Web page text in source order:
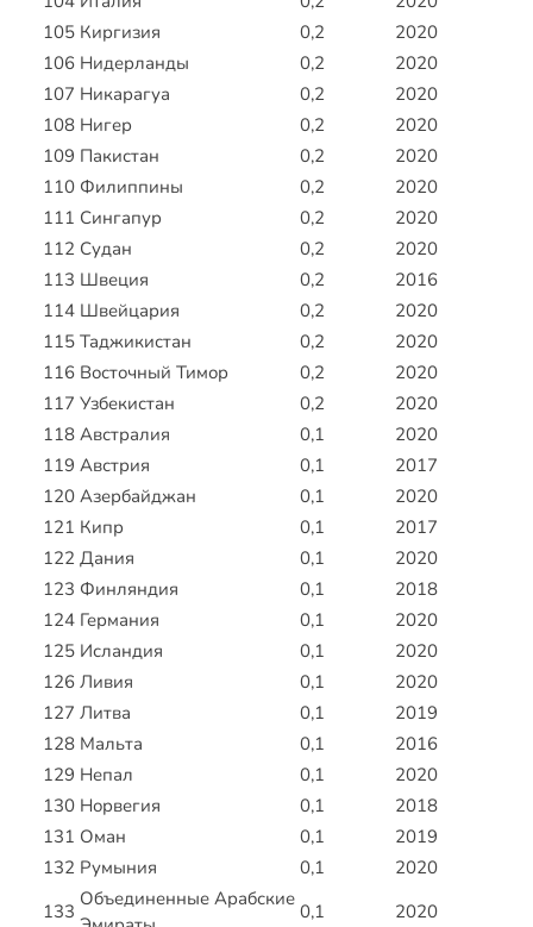
105 Киргизия 0,2
2020
106 Нидерланды 0,2
2020
107 Никарагуа 0,2
2020
108 Нигер 0,2
2020
109 Пакистан 0,2
2020
110 Филиппины 0,2
2020
111 Сингапур 0,2
2020
112 Судан 0,2
2020
113 Швеция 0,2
2016
114 Швейцария 0,2
2020
115 Таджикистан 0,2
2020
116 Восточный Тимор 0,2
2020
117 Узбекистан 0,2
2020
118 Австралия 0,1
2020
119 Австрия 0,1
2017
120 Азербайджан 0,1
2020
121 Кипр 0,1
2017
122 Дания 0,1
2020
123 Финляндия 0,1
2018
124 Германия 0,1
2020
125 Исландия 0,1
2020
126 Ливия 0,1
2020
127 Литва 0,1
2019
128 Мальта 0,1
2016
129 Непал 0,1
2020
130 Норвегия 0,1
2018
131 Оман 0,1
2019
132 Румыния 0,1
2020
133
Объединенные Арабские
0,1 2020